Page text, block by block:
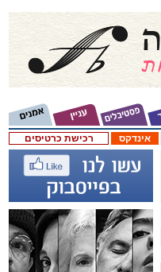
רכישת כרטיסים אינדקס